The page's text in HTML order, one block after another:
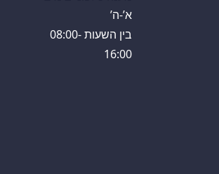
א’-ה’
בין השעות 08:00-
16:00